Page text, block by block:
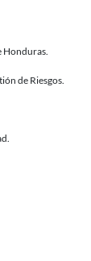
Honduras.
de Riesgos.